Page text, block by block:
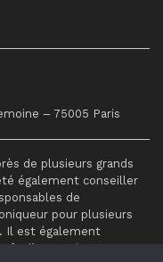
– 75005 Paris
de plusieurs grands
également conseiller
de
pour plusieurs
Il est également
d’entreprises